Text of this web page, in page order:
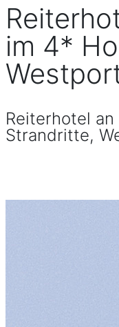
im 4*
Reiterhotel
Strandritte,